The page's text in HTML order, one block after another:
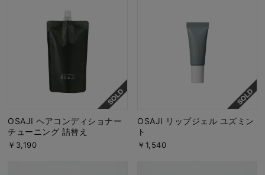
OSAJI ヘアコンディショナー
チューニング 詰替え
￥3,190
OSAJI リップジェル ユズミン
ト
￥1,540